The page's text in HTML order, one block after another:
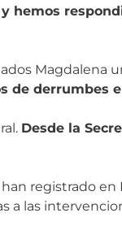
hemos
Magdalena
de derrumbes
Desde la
registrado en
a las